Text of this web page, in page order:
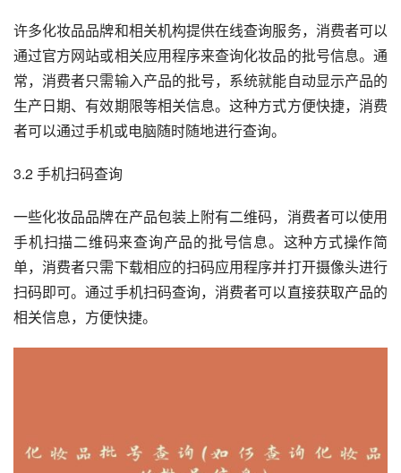
许多化妆品品牌和相关机构提供在线查询服务，消费者可以
通过官方网站或相关应用程序来查询化妆品的批号信息。通
常，消费者只需输入产品的批号，系统就能自动显示产品的
生产日期、有效期限等相关信息。这种方式方便快捷，消费
者可以通过手机或电脑随时随地进行查询。
3.2 手机扫码查询
一些化妆品品牌在产品包装上附有二维码，消费者可以使用
手机扫描二维码来查询产品的批号信息。这种方式操作简
单，消费者只需下载相应的扫码应用程序并打开摄像头进行
扫码即可。通过手机扫码查询，消费者可以直接获取产品的
相关信息，方便快捷。